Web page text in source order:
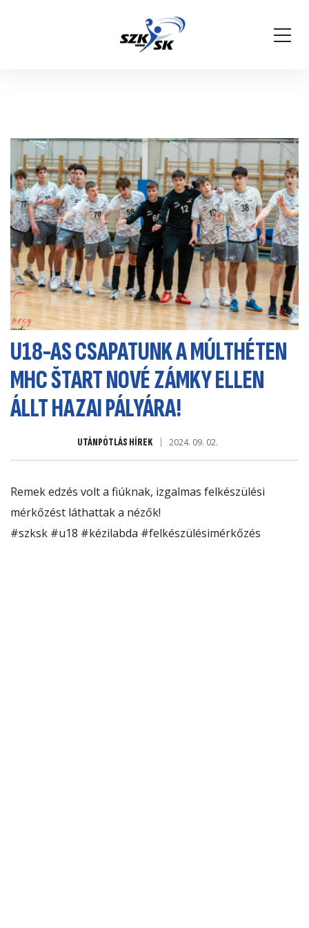
U18-AS CSAPATUNK A MÚLTHÉTEN
MHC ŠTART NOVÉ ZÁMKY ELLEN
ÁLLT HAZAI PÁLYÁRA!
UTÁNPÓTLÁS HÍREK 2024. 09. 02.
Remek edzés volt a fiúknak, izgalmas felkészülési
mérkőzést láthattak a nézők!
#szksk #u18 #kézilabda #felkészülésimérkőzés